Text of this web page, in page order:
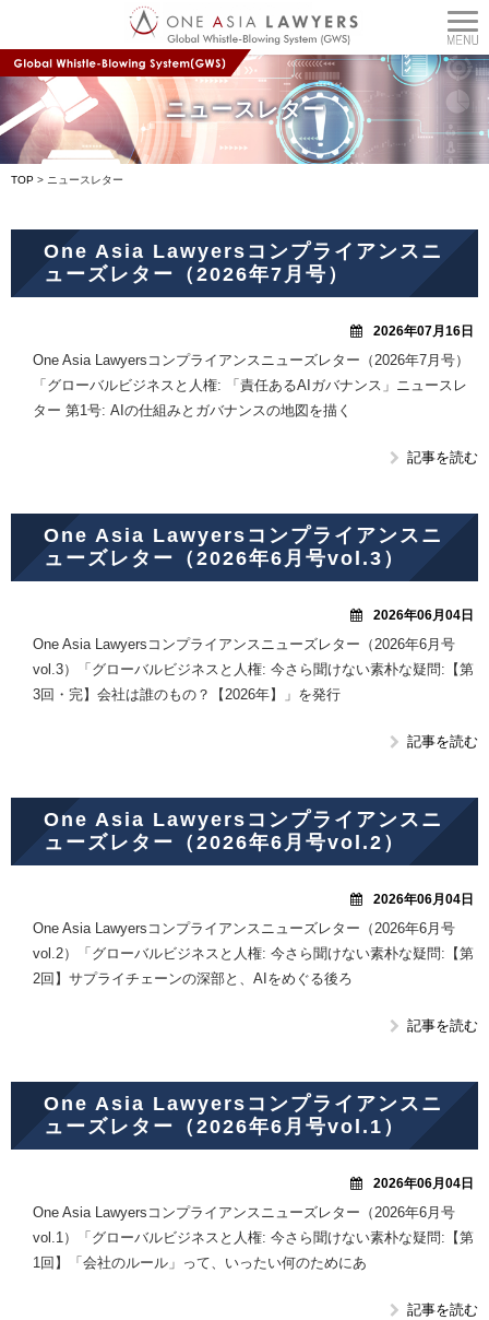
ニュースレター
TOP > ニュースレター
One Asia Lawyersコンプライアンスニ
ューズレター（2026年7月号）
2026年07月16日
One Asia Lawyersコンプライアンスニューズレター（2026年7月号）
「グローバルビジネスと人権: 「責任あるAIガバナンス」ニュースレ
ター 第1号: AIの仕組みとガバナンスの地図を描く
記事を読む
One Asia Lawyersコンプライアンスニ
ューズレター（2026年6月号vol.3）
2026年06月04日
One Asia Lawyersコンプライアンスニューズレター（2026年6月号
vol.3）「グローバルビジネスと人権: 今さら聞けない素朴な疑問:【第
3回・完】会社は誰のもの？【2026年】」を発行
記事を読む
One Asia Lawyersコンプライアンスニ
ューズレター（2026年6月号vol.2）
2026年06月04日
One Asia Lawyersコンプライアンスニューズレター（2026年6月号
vol.2）「グローバルビジネスと人権: 今さら聞けない素朴な疑問:【第
2回】サプライチェーンの深部と、AIをめぐる後ろ
記事を読む
One Asia Lawyersコンプライアンスニ
ューズレター（2026年6月号vol.1）
2026年06月04日
One Asia Lawyersコンプライアンスニューズレター（2026年6月号
vol.1）「グローバルビジネスと人権: 今さら聞けない素朴な疑問:【第
1回】「会社のルール」って、いったい何のためにあ
記事を読む